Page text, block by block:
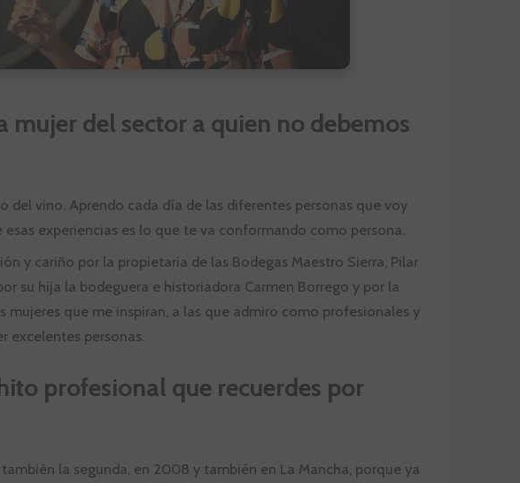
mujer del sector a quien no debemos
del vino. Aprendo cada día de las diferentes personas que voy
experiencias es lo que te va conformando como persona.
y cariño por la propietaria de las Bodegas Maestro Sierra, Pilar
su hija la bodeguera e historiadora Carmen Borrego y por la
mujeres que me inspiran, a las que admiro como profesionales y
excelentes personas.
profesional que recuerdes por
la segunda, en 2008 y también en La Mancha, porque ya